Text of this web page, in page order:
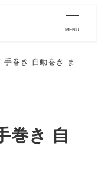
MENU
手巻き 自動巻き ま
巻き 自